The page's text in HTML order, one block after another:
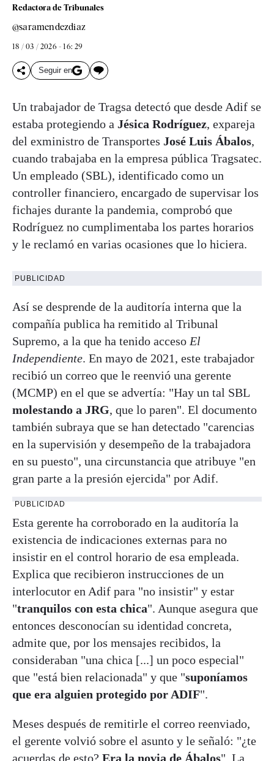
Redactora de Tribunales
@saramendezdiaz
18 / 03 / 2026 - 16: 29
Seguir en
Un trabajador de Tragsa detectó que desde Adif se
estaba protegiendo a Jésica Rodríguez, expareja
del exministro de Transportes José Luis Ábalos,
cuando trabajaba en la empresa pública Tragsatec.
Un empleado (SBL), identificado como un
controller financiero, encargado de supervisar los
fichajes durante la pandemia, comprobó que
Rodríguez no cumplimentaba los partes horarios
y le reclamó en varias ocasiones que lo hiciera.
PUBLICIDAD
Así se desprende de la auditoría interna que la
compañía publica ha remitido al Tribunal
Supremo, a la que ha tenido acceso El
Independiente. En mayo de 2021, este trabajador
recibió un correo que le reenvió una gerente
(MCMP) en el que se advertía: "Hay un tal SBL
molestando a JRG, que lo paren". El documento
también subraya que se han detectado "carencias
en la supervisión y desempeño de la trabajadora
en su puesto", una circunstancia que atribuye "en
gran parte a la presión ejercida" por Adif.
PUBLICIDAD
Esta gerente ha corroborado en la auditoría la
existencia de indicaciones externas para no
insistir en el control horario de esa empleada.
Explica que recibieron instrucciones de un
interlocutor en Adif para "no insistir" y estar
"tranquilos con esta chica". Aunque asegura que
entonces desconocían su identidad concreta,
admite que, por los mensajes recibidos, la
consideraban "una chica [...] un poco especial"
que "está bien relacionada" y que "suponíamos
que era alguien protegido por ADIF".
Meses después de remitirle el correo reenviado,
el gerente volvió sobre el asunto y le señaló: "¿te
acuerdas de esto? Era la novia de Ábalos". La